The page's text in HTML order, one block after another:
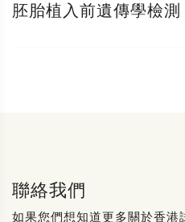
胚胎植入前遺傳學檢測
聯絡我們
如果您們想知道更多關於香